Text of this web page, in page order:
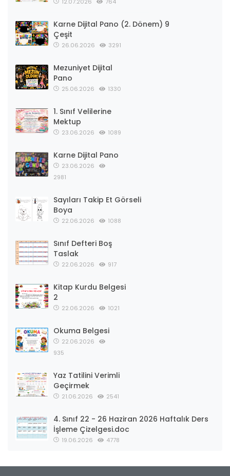
12.07.2026 764
Karne Dijital Pano (2. Dönem) 9
Çeşit
26.06.2026 3291
Mezuniyet Dijital
Pano
25.06.2026 1330
1. Sınıf Velilerine
Mektup
23.06.2026 1089
Karne Dijital Pano
23.06.2026
2981
Sayıları Takip Et Görseli
Boya
22.06.2026 1088
Sınıf Defteri Boş
Taslak
22.06.2026 917
Kitap Kurdu Belgesi
2
22.06.2026 1021
Okuma Belgesi
22.06.2026
935
Yaz Tatilini Verimli
Geçirmek
21.06.2026 2541
4. Sınıf 22 - 26 Haziran 2026 Haftalık Ders
İşleme Çizelgesi.doc
19.06.2026 4778